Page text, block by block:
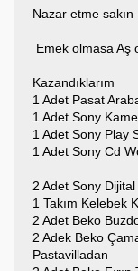
Nazar etme
Emek olmasa Aş
Kazandıklarım
1 Adet Pasat
1 Adet Sony
1 Adet Sony Play
1 Adet Sony Cd
2 Adet Sony
1 Takım Kelebek
2 Adet Beko
2 Adek Beko
Pastavilladan